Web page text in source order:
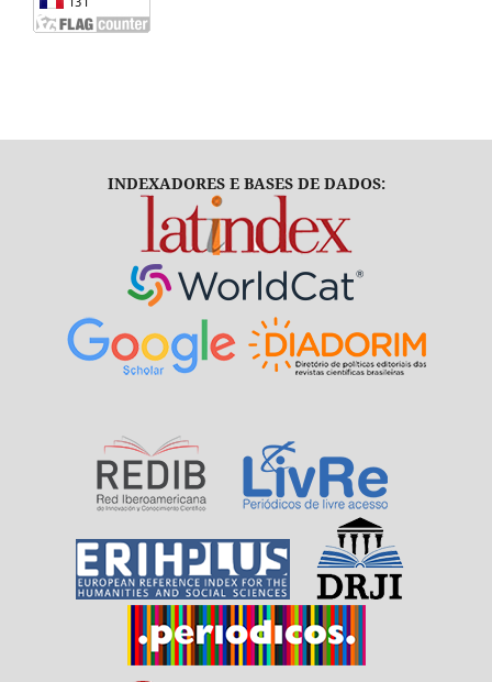
INDEXADORES E BASES DE DADOS: